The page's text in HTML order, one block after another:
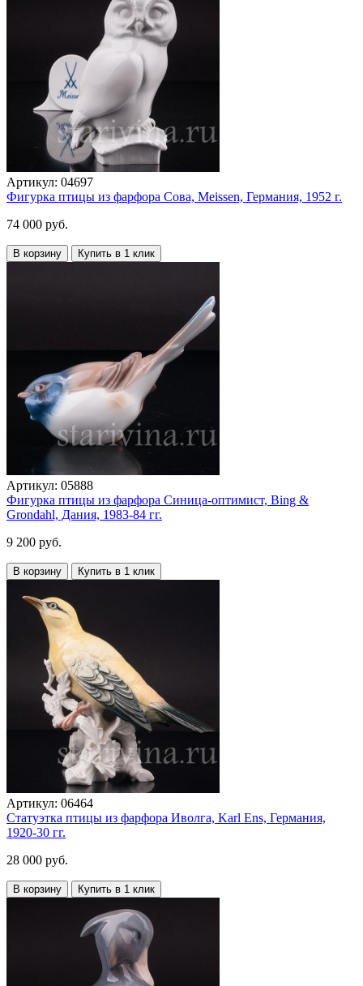
Артикул: 04697
Фигурка птицы из фарфора Сова, Meissen, Германия, 1952 г.
74 000 руб.
В корзину Купить в 1 клик
Артикул: 05888
Фигурка птицы из фарфора Синица-оптимист, Bing &
Grondahl, Дания, 1983-84 гг.
9 200 руб.
В корзину Купить в 1 клик
Артикул: 06464
Статуэтка птицы из фарфора Иволга, Karl Ens, Германия,
1920-30 гг.
28 000 руб.
В корзину Купить в 1 клик